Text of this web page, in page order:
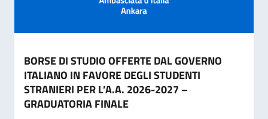
BORSE DI STUDIO OFFERTE DAL GOVERNO
ITALIANO IN FAVORE DEGLI STUDENTI
STRANIERI PER L’A.A. 2026-2027 –
GRADUATORIA FINALE